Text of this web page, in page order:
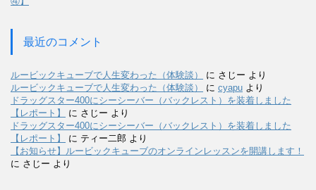
最近のコメント
ルービックキューブで人生変わった（体験談） に さじー より
ルービックキューブで人生変わった（体験談）
に cyapu より
ドラッグスター400にシーシーバー（バックレスト）を装着しました
【レポート】
に さじー より
ドラッグスター400にシーシーバー（バックレスト）を装着しました
【レポート】
に ティー二郎 より
【お知らせ】ルービックキューブのオンラインレッスンを開講します！
に さじー より